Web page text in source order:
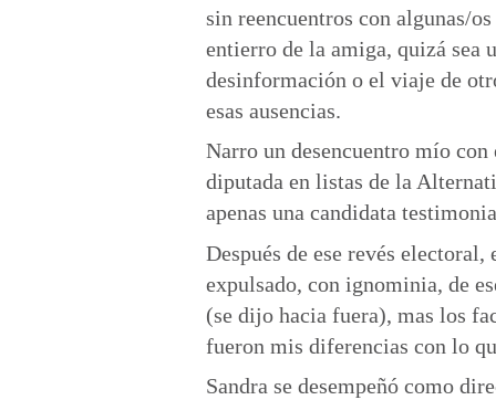
sin reencuentros con algunas/
entierro de la amiga, quizá sea
desinformación o el viaje de
esas ausencias.
Narro un desencuentro mío
diputada en listas de la
apenas una candidata
Después de ese revés
expulsado, con ignominia, de
(se dijo hacia fuera), mas los
fueron mis diferencias con lo
Sandra se desempeñó como